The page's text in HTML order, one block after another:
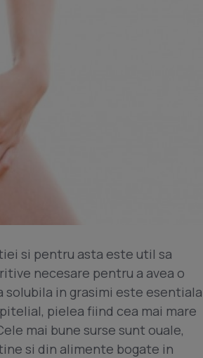
si pentru asta este util sa
necesare pentru a avea o
in grasimi este esentiala
pielea fiind cea mai mare
mai bune surse sunt ouale,
si din alimente bogate in